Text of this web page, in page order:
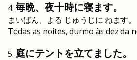
毎晩、夜十時に寝ます。
まいばん、よる じゅうじに ねます。
Todas as noites, durmo às dez da
庭にテントを立てました。